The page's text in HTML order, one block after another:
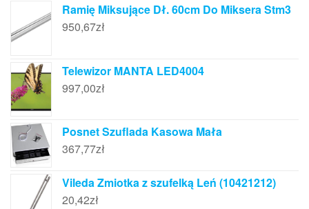
Ramię Miksujące Dł. 60cm Do Miksera Stm3
950,67zł
Telewizor MANTA LED4004
997,00zł
Posnet Szuflada Kasowa Mała
367,77zł
Vileda Zmiotka z szufelką Leń (10421212)
20,42zł